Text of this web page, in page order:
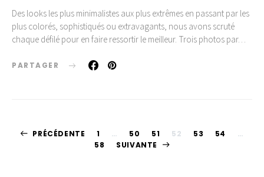
Des looks les plus minimalistes aux plus extrêmes en passant par les
plus colorés, sophistiqués ou extravagants, nous avons scruté
chaque défilé pour en faire ressortir le meilleur. Trois photos par…
PARTAGER
Pagination
PRÉCÉDENTE 1 … 50 51 52 53 54
…
58
SUIVANTE